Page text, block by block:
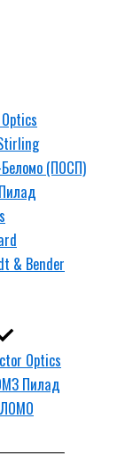
(ПОСП)
& Bender
Optics
Пилад